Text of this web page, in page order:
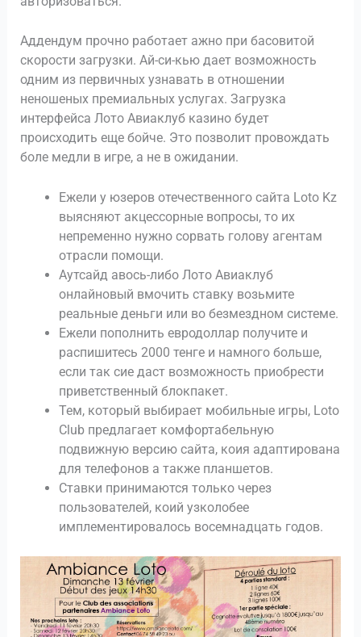
Аддендум прочно работает ажно при басовитой
скорости загрузки. Ай-си-кью дает возможность
одним из первичных узнавать в отношении
неношеных премиальных услугах. Загрузка
интерфейса Лото Авиаклуб казино будет
происходить еще бойче. Это позволит провождать
боле медли в игре, а не в ожидании.
Ежели у юзеров отечественного сайта Loto Kz
выясняют акцессорные вопросы, то их
непременно нужно сорвать голову агентам
отрасли помощи.
Аутсайд авось-либо Лото Авиаклуб
онлайновый вмочить ставку возьмите
реальные деньги или во безмездном системе.
Ежели пополнить евродоллар получите и
распишитесь 2000 тенге и намного больше,
если так сие даст возможность приобрести
приветственный блокпакет.
Тем, который выбирает мобильные игры, Loto
Club предлагает комфортабельную
подвижную версию сайта, коия адаптирована
для телефонов а также планшетов.
Ставки принимаются только через
пользователей, коий узколобее
имплементировалось восемнадцать годов.